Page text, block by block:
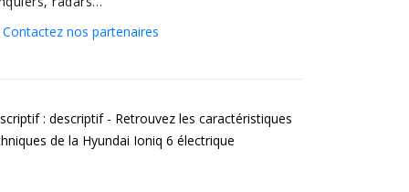
Contactez nos partenaires
: descriptif - Retrouvez les caractéristiques
de la Hyundai Ioniq 6 électrique